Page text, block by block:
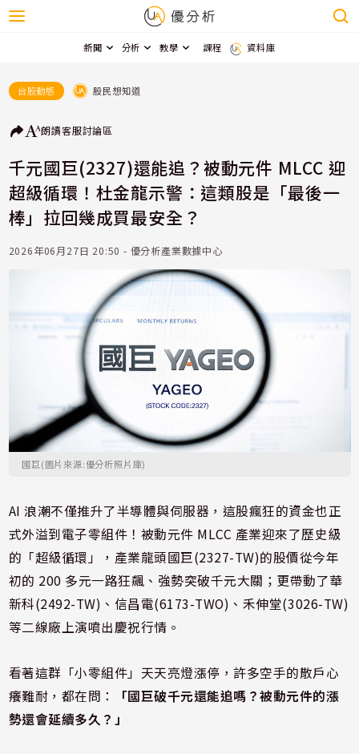
新聞 分析 教學 課程 資料庫
台股動態 股民想知道
朗讀客服討論區
千元國巨(2327)還能追？被動元件 MLCC 迎
超級循環！杜金龍示警：這類股是「最後一
棒」拉回幾成買最安全？
2026年06月27日 20:50 - 優分析產業數據中心
國巨(圖片來源:優分析照片庫)
AI 浪潮不僅推升了半導體與伺服器，這股瘋狂的資金也正
式外溢到電子零組件！被動元件 MLCC 產業迎來了歷史級
的「超級循環」，產業龍頭國巨(2327-TW)的股價從今年
初的 200 多元一路狂飆、強勢突破千元大關；更帶動了華
新科(2492-TW)、信昌電(6173-TWO)、禾伸堂(3026-TW)
等二線廠上演噴出慶祝行情。
看著這群「小零組件」天天亮燈漲停，許多空手的散戶心
癢難耐，都在問：
「國巨破千元還能追嗎？被動元件的漲
勢還會延續多久？」